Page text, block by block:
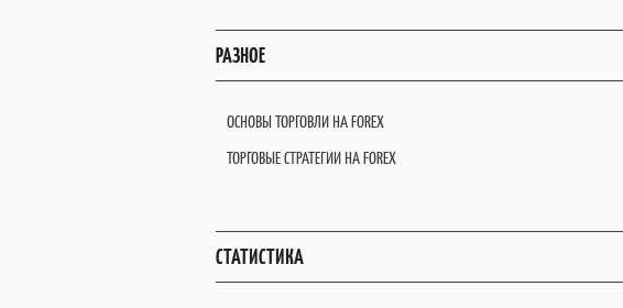
РАЗНОЕ
ОСНОВЫ ТОРГОВЛИ НА FOREX
ТОРГОВЫЕ СТРАТЕГИИ НА FOREX
СТАТИСТИКА